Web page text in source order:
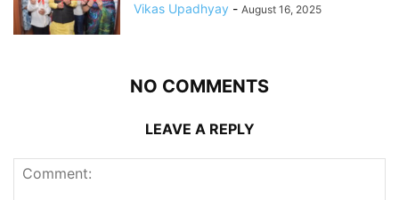
Vikas Upadhyay - August 16, 2025
NO COMMENTS
LEAVE A REPLY